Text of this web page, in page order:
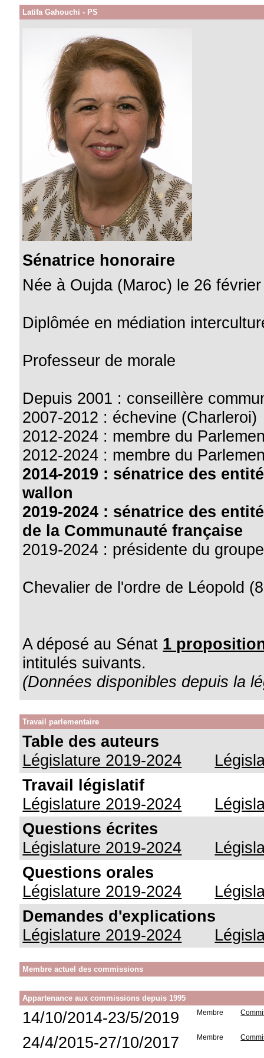
Latifa Gahouchi - PS
Sénatrice honoraire
Née à Oujda (Maroc) le 26
Diplômée en médiation
Professeur de morale
Depuis 2001 : conseillère
2007-2012 : échevine (Charleroi)
2012-2024 : membre du
2012-2024 : membre du
2014-2019 : sénatrice des
wallon
2019-2024 : sénatrice des
de la Communauté française
2019-2024 : présidente du
Chevalier de l'ordre de Léopold
A déposé au Sénat 1
intitulés suivants.
(Données disponibles depuis la
Travail parlementaire
Table des auteurs
Législature 2019-2024
Travail législatif
Législature 2019-2024
Questions écrites
Législature 2019-2024
Questions orales
Législature 2019-2024
Demandes d'explications
Législature 2019-2024
Membre actuel des commissions
Appartenance aux commissions depuis 1995
14/10/2014-23/5/2019 Membre
24/4/2015-27/10/2017 Membre